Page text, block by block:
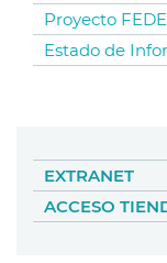
Proyecto
Estado de
EXTRANET
ACCESO